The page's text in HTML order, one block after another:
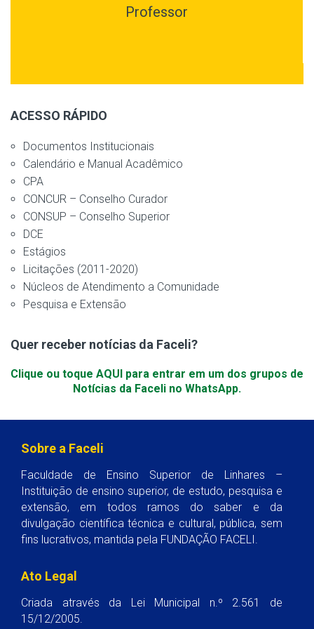
Professor
ACESSO RÁPIDO
Documentos Institucionais
Calendário e Manual Acadêmico
CPA
CONCUR – Conselho Curador
CONSUP – Conselho Superior
DCE
Estágios
Licitações (2011-2020)
Núcleos de Atendimento a Comunidade
Pesquisa e Extensão
Quer receber notícias da Faceli?
Clique ou toque AQUI para entrar em um dos grupos de
Notícias da Faceli no WhatsApp.
Sobre a Faceli
Faculdade de Ensino Superior de Linhares –
Instituição de ensino superior, de estudo, pesquisa e
extensão, em todos ramos do saber e da
divulgação científica técnica e cultural, pública, sem
fins lucrativos, mantida pela FUNDAÇÃO FACELI.
Ato Legal
Criada através da Lei Municipal n.º 2.561 de
15/12/2005.